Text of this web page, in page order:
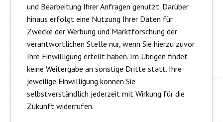
und Bearbeitung Ihrer Anfragen genutzt. Darüber
hinaus erfolgt eine Nutzung Ihrer Daten für
Zwecke der Werbung und Marktforschung der
verantwortlichen Stelle nur, wenn Sie hierzu zuvor
Ihre Einwilligung erteilt haben. Im Übrigen findet
keine Weitergabe an sonstige Dritte statt. Ihre
jeweilige Einwilligung können Sie
selbstverständlich jederzeit mit Wirkung für die
Zukunft widerrufen.